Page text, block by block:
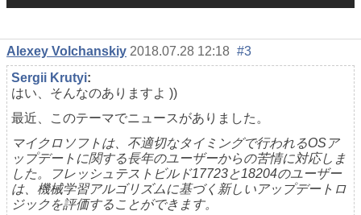
Alexey Volchanskiy 2018.07.28 12:18 #3
Sergii Krutyi:
はい、そんなのありますよ ))
最近、このテーマでニュースがありました。
マイクロソフトは、不適切なタイミングで行われるOSア
ップデートに関する長年のユーザーからの苦情に対応しま
した。フレッシュテストビルド17723と18204のユーザー
は、機械学習アルゴリズムに基づく新しいアップデートロ
ジックを評価することができます。